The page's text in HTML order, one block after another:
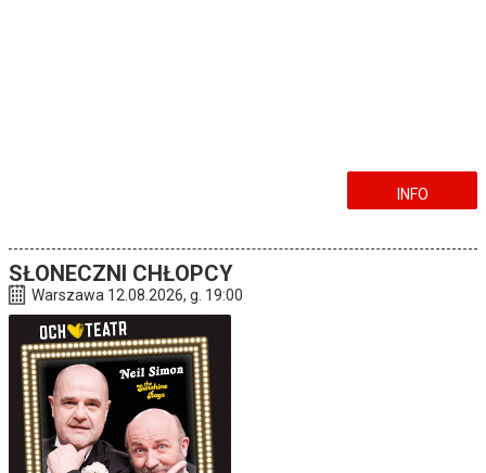
INFO
SŁONECZNI CHŁOPCY
Warszawa 12.08.2026, g. 19:00